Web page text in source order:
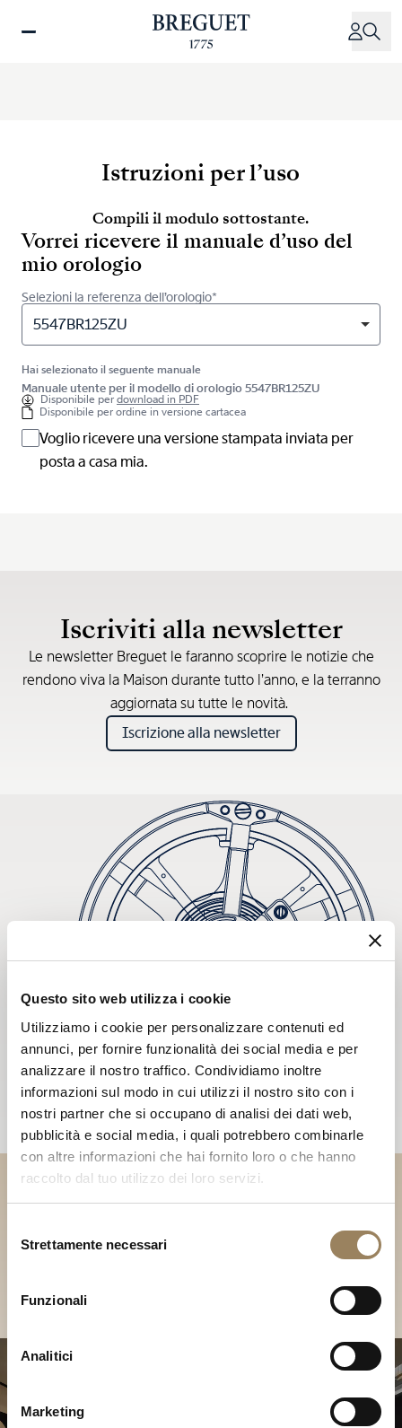
Questo sito web utilizza i cookie
Utilizziamo i cookie per personalizzare contenuti ed
annunci, per fornire funzionalità dei social media e per
analizzare il nostro traffico. Condividiamo inoltre
informazioni sul modo in cui utilizzi il nostro sito con i
nostri partner che si occupano di analisi dei dati web,
pubblicità e social media, i quali potrebbero combinarle
con altre informazioni che hai fornito loro o che hanno
raccolto dal tuo utilizzo dei loro servizi.
delStrettamente necessari
Funzionali
Analitici
Marketing
Istruzioni per l’uso
Compili il modulo sottostante.
Vorrei ricevere il manuale d’uso del
mio orologio
Selezioni la referenza dell’orologio*
5547BR125ZU
Hai selezionato il seguente manuale
Manuale utente per il modello di orologio 5547BR125ZU
Disponibile perdownload in PDF
Disponibile per ordine in versione cartacea
Voglio ricevere una versione stampata inviata per
posta a casa mia.
Iscriviti alla newsletter
Le newsletter Breguet le faranno scoprire le notizie che
rendono viva la Maison durante tutto l’anno, e la terranno
aggiornata su tutte le novità.
Iscrizione alla newsletter
Scopri le nostre collezioni in
Boutique